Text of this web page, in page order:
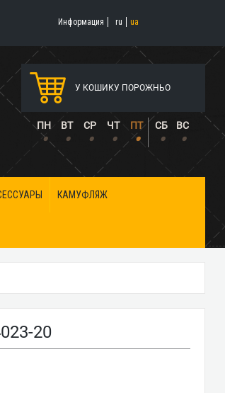
Информация ru ua
У КОШИКУ ПОРОЖНЬО
ПН ВТ СР ЧТ ПТ СБ ВС
• • • • • • •
КАМУФЛЯЖ
20